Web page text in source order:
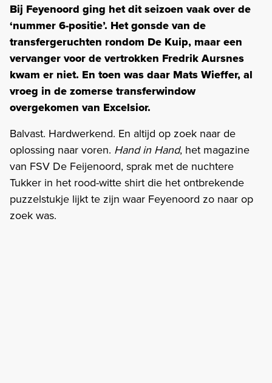
Bij Feyenoord ging het dit seizoen vaak over de
‘nummer 6-positie’. Het gonsde van de
transfergeruchten rondom De Kuip, maar een
vervanger voor de vertrokken Fredrik Aursnes
kwam er niet. En toen was daar Mats Wieffer, al
vroeg in de zomerse transferwindow
overgekomen van Excelsior.
Balvast. Hardwerkend. En altijd op zoek naar de
oplossing naar voren. Hand in Hand, het magazine
van FSV De Feijenoord, sprak met de nuchtere
Tukker in het rood-witte shirt die het ontbrekende
puzzelstukje lijkt te zijn waar Feyenoord zo naar op
zoek was.